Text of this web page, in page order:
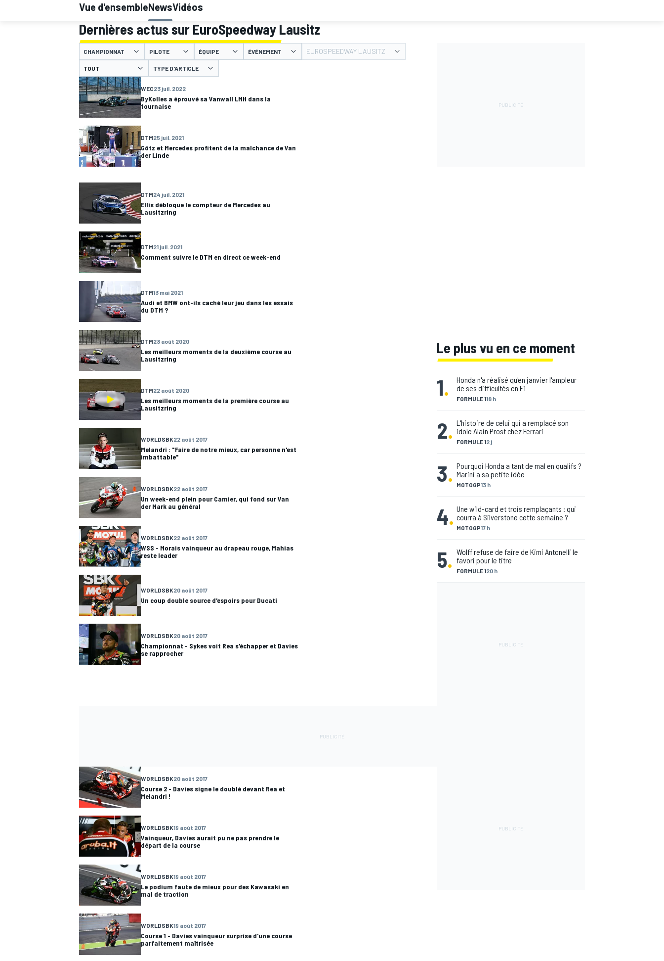
MOTOGP
WRC
WEC
AUTRES CHAMPIONNATS
Vue d'ensembleNewsVidéos
Dernières actus sur EuroSpeedway Lausitz
CHAMPIONNAT PILOTE ÉQUIPE ÉVÉNEMENT EUROSPEEDWAY LAUSITZ
TYPE D'ARTICLE
WEC23 juil. 2022
ByKolles a éprouvé sa Vanwall LMH dans la
fournaise
DTM25 juil. 2021
Götz et Mercedes profitent de la malchance de Van
der Linde
DTM24 juil. 2021
Ellis débloque le compteur de Mercedes au
Lausitzring
DTM21 juil. 2021
Comment suivre le DTM en direct ce week-end
DTM13 mai 2021
Audi et BMW ont-ils caché leur jeu dans les essais
du DTM ?
DTM23 août 2020
Les meilleurs moments de la deuxième course au
Lausitzring
DTM22 août 2020
Les meilleurs moments de la première course au
Lausitzring
WORLDSBK22 août 2017
Melandri : "Faire de notre mieux, car personne n'est
imbattable"
WORLDSBK22 août 2017
Un week-end plein pour Camier, qui fond sur Van
der Mark au général
WORLDSBK22 août 2017
WSS - Morais vainqueur au drapeau rouge, Mahias
reste leader
WORLDSBK20 août 2017
Un coup double source d'espoirs pour Ducati
WORLDSBK20 août 2017
Championnat - Sykes voit Rea s'échapper et Davies
se rapprocher
Le plus vu en ce moment
1. FORMULE 118 h
Honda n'a réalisé qu'en janvier l'ampleur
de ses difficultés en F1
2. FORMULE 12 j
L'histoire de celui qui a remplacé son
idole Alain Prost chez Ferrari
3. MOTOGP13 h
Pourquoi Honda a tant de mal en qualifs ?
Marini a sa petite idée
4. MOTOGP17 h
Une wild-card et trois remplaçants : qui
courra à Silverstone cette semaine ?
5. FORMULE 120 h
Wolff refuse de faire de Kimi Antonelli le
favori pour le titre
WORLDSBK20 août 2017
Course 2 - Davies signe le doublé devant Rea et
Melandri !
WORLDSBK19 août 2017
Vainqueur, Davies aurait pu ne pas prendre le
départ de la course
WORLDSBK19 août 2017
Le podium faute de mieux pour des Kawasaki en
mal de traction
WORLDSBK19 août 2017
Course 1 - Davies vainqueur surprise d'une course
parfaitement maîtrisée